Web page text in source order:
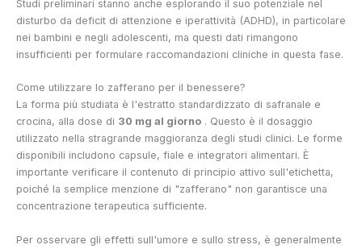
Studi preliminari stanno anche esplorando il suo potenziale nel
disturbo da deficit di attenzione e iperattività (ADHD), in particolare
nei bambini e negli adolescenti, ma questi dati rimangono
insufficienti per formulare raccomandazioni cliniche in questa fase.
Come utilizzare lo zafferano per il benessere?
La forma più studiata è l'estratto standardizzato di safranale e
crocina, alla dose di 30 mg al giorno . Questo è il dosaggio
utilizzato nella stragrande maggioranza degli studi clinici. Le forme
disponibili includono capsule, fiale e integratori alimentari. È
importante verificare il contenuto di principio attivo sull'etichetta,
poiché la semplice menzione di "zafferano" non garantisce una
concentrazione terapeutica sufficiente.
Per osservare gli effetti sull'umore e sullo stress, è generalmente